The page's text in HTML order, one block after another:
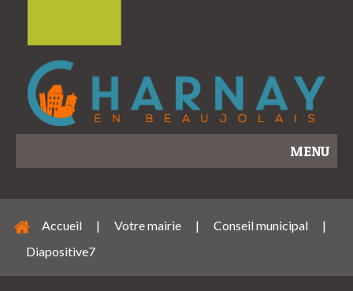
MENU
Accueil | Votre mairie | Conseil municipal
|
Diapositive7